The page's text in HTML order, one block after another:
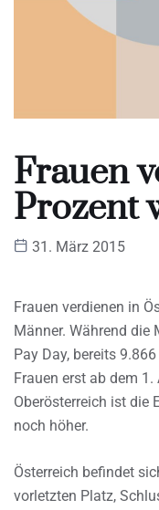
Frauen
Prozent
31. März 2015
Frauen verdienen in
Männer. Während die
Pay Day, bereits
Frauen erst ab dem
Oberösterreich ist die
noch höher.
Österreich befindet
vorletzten Platz,